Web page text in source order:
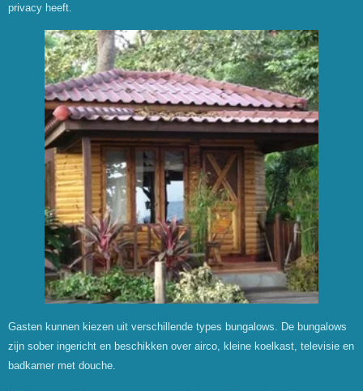
privacy heeft.
Gasten kunnen kiezen uit verschillende types bungalows. De bungalows
zijn sober ingericht en beschikken over airco, kleine koelkast, televisie en
badkamer met douche.